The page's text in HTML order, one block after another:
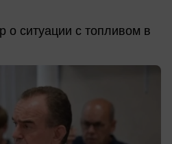
о ситуации с топливом в